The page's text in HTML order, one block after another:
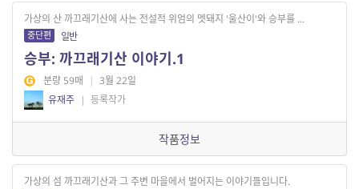
가상의 산 까끄래기산에 사는 전설적 위엄의 멧돼지 '울산이'와 승부를 ...
중단편 일반
승부: 까끄래기산 이야기.1
분량 59매 | 3월 22일
유재주 | 등록작가
작품정보
가상의 섬 까끄래기산과 그 주변 마을에서 벌어지는 이야기들입니다.